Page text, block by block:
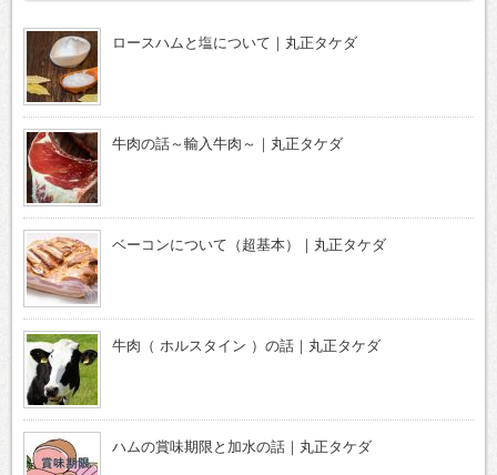
ロースハムと塩について｜丸正タケダ
牛肉の話～輸入牛肉～｜丸正タケダ
ベーコンについて（超基本）｜丸正タケダ
牛肉（ ホルスタイン ）の話｜丸正タケダ
ハムの賞味期限と加水の話｜丸正タケダ